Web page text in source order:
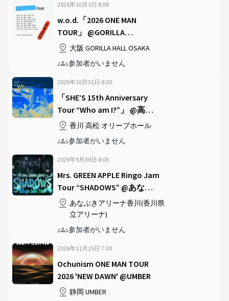
2026年10月3日 8:00
w.o.d.「2026 ONE MAN
TOUR」 @GORILLA
HALLOSAKA
大阪 GORILLA HALL OSAKA
参加者がいません
2026年10月31日 8:30
「SHE’S 15th Anniversary
Tour “Who am I?”」 @高松
オリーブホール
香川 高松 オリーブホール
参加者がいません
2026年9月30日 8:00
Mrs. GREEN APPLE Ringo Jam
Tour “SHADOWS” @あなぶ
きアリーナ香川(香川県立ア
リーナ)
あなぶきアリーナ香川(香川県
立アリーナ)
参加者がいません
2026年11月15日 7:30
Ochunism ONE MAN TOUR
2026 'NEW DAWN' @UMBER
静岡 UMBER